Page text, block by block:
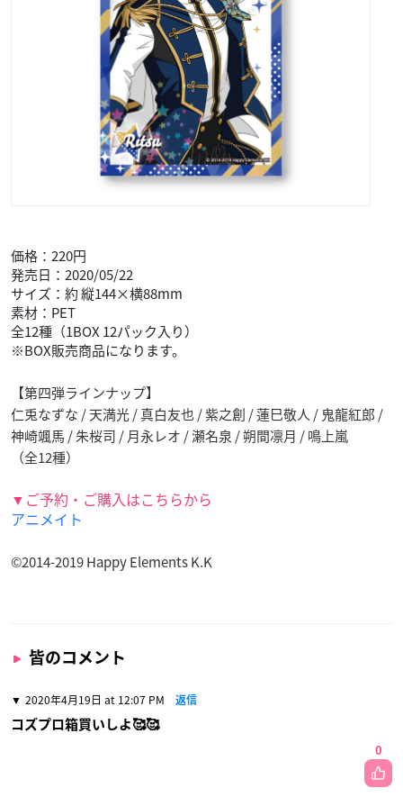
価格：220円
発売日：2020/05/22
サイズ：約 縦144×横88mm
素材：PET
全12種（1BOX 12パック入り）
※BOX販売商品になります。
【第四弾ラインナップ】
仁兎なずな / 天満光 / 真白友也 / 紫之創 / 蓮巳敬人 / 鬼龍紅郎 /
神崎颯馬 / 朱桜司 / 月永レオ / 瀬名泉 / 朔間凛月 / 鳴上嵐
（全12種）
▼ご予約・ご購入はこちらから
アニメイト
©2014-2019 Happy Elements K.K
皆のコメント
2020年4月19日 at 12:07 PM 返信
コズプロ箱買いしよ🥰🥰
0